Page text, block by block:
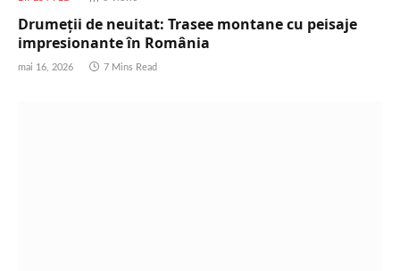
Drumeții de neuitat: Trasee montane cu peisaje
impresionante în România
mai 16, 2026 7 Mins Read